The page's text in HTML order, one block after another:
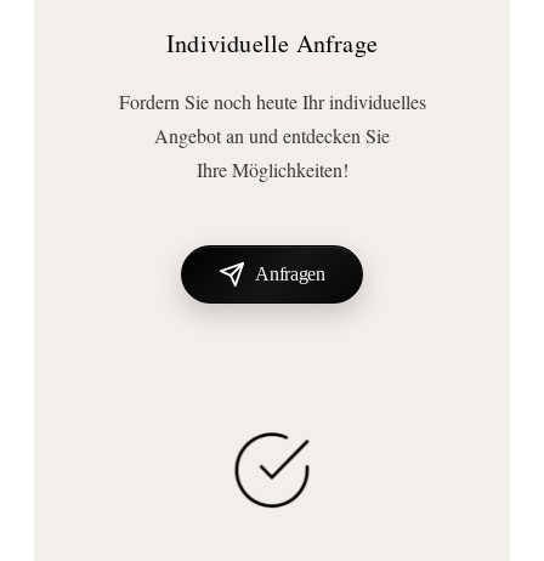
Individuelle Anfrage
Fordern Sie noch heute Ihr individuelles
Angebot an und entdecken Sie
Ihre Möglichkeiten!
Anfragen